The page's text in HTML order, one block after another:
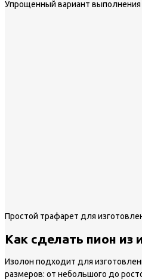
Упрощенный вариант выполнения
Простой трафарет для
Как сделать пион из
Изолон подходит для
размеров: от небольшого до